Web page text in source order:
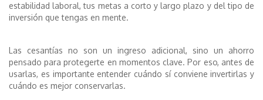
estabilidad laboral, tus metas a corto y largo plazo y del tipo de
inversión que tengas en mente.
Las cesantías no son un ingreso adicional, sino un ahorro
pensado para protegerte en momentos clave. Por eso, antes de
usarlas, es importante entender cuándo sí conviene invertirlas y
cuándo es mejor conservarlas.